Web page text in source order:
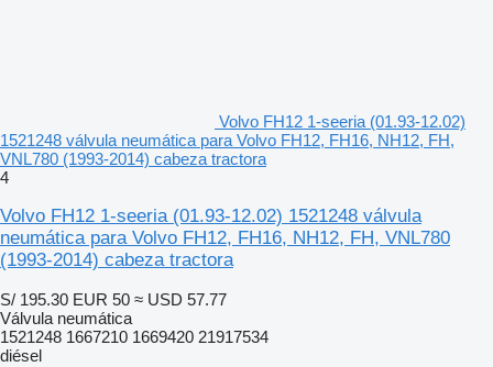
Volvo FH12 1-seeria (01.93-12.02)
1521248 válvula neumática para Volvo FH12, FH16, NH12, FH,
VNL780 (1993-2014) cabeza tractora
4
Volvo FH12 1-seeria (01.93-12.02) 1521248 válvula
neumática para Volvo FH12, FH16, NH12, FH, VNL780
(1993-2014) cabeza tractora
S/ 195.30 EUR 50 ≈ USD 57.77
Válvula neumática
1521248 1667210 1669420 21917534
diésel